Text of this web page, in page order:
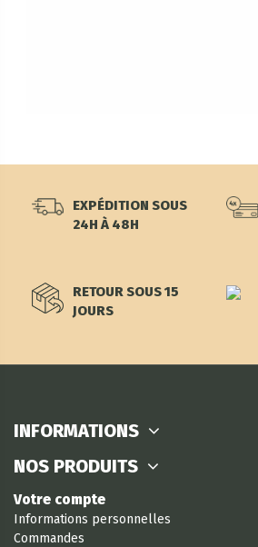
EXPÉDITION SOUS
24H À 48H
RETOUR SOUS 15
JOURS
INFORMATIONS
NOS PRODUITS
Votre compte
Informations personnelles
Commandes